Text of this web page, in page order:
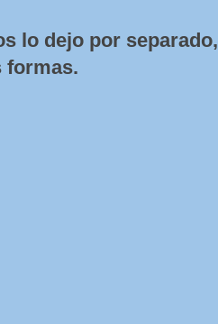
lo dejo por separado,
formas.